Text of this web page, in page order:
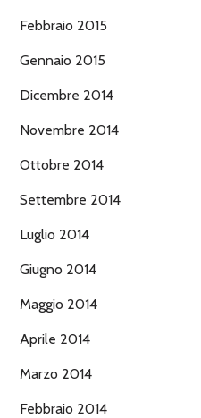
Febbraio 2015
Gennaio 2015
Dicembre 2014
Novembre 2014
Ottobre 2014
Settembre 2014
Luglio 2014
Giugno 2014
Maggio 2014
Aprile 2014
Marzo 2014
Febbraio 2014